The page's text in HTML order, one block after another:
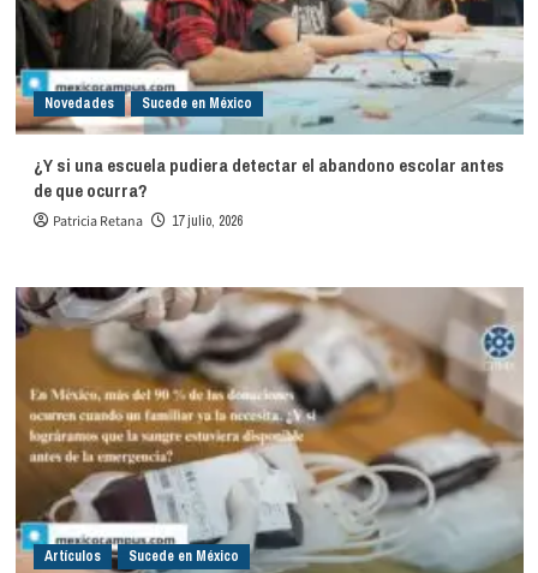
Novedades Sucede en México
¿Y si una escuela pudiera detectar el abandono escolar antes
de que ocurra?
Patricia Retana 17 julio, 2026
Artículos Sucede en México